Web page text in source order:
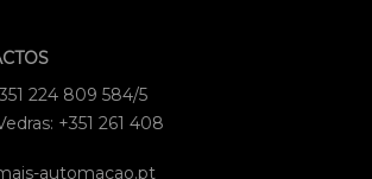
224 809 584/5
+351 261 408
automacao.pt